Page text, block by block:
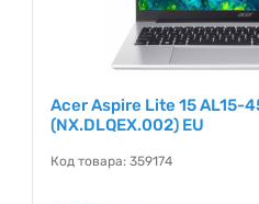
Acer Aspire Lite 15 AL15-
(NX.DLQEX.002) EU
Код товара: 359174